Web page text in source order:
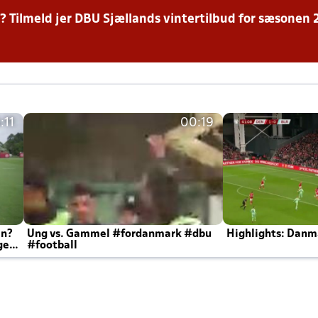
Tilmeld jer DBU Sjællands vintertilbud for sæsonen
00:19
Ung vs. Gammel #fordanmark #dbu
#football
Highlights: